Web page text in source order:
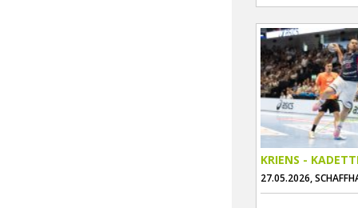
KRIENS -
27.05.2026,